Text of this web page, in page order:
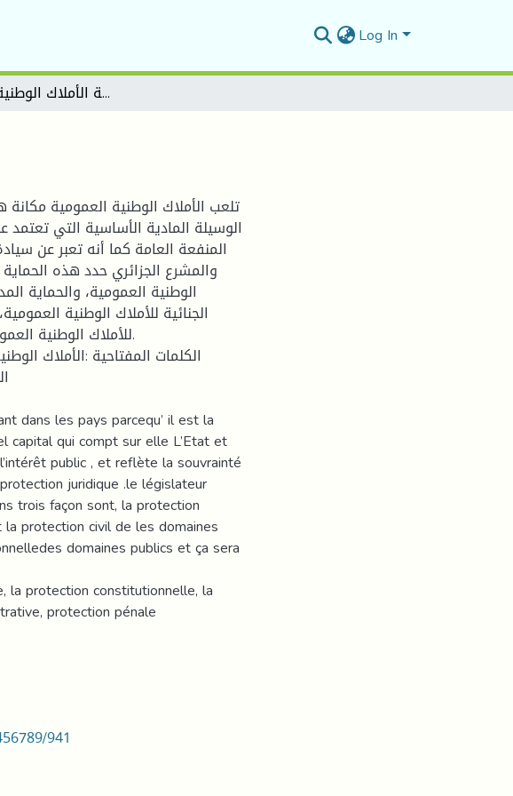
Log In
قواعد حماية الأملاك الوطنية العمومية
تلعب الأملاك الوطنية العمومية
الوسيلة المادية الأساسية التي تعتمد
المنفعة العامة كما أنه تعبر عن
والمشرع الجزائري حدد هذه
الوطنية العمومية، والحماية
الجنائية للأملاك الوطنية
للأملاك الوطنية
الكلمات المفتاحية :الأملاك
dans les pays parcequ’ il est la
capital qui compt sur elle L’Etat et
public , et reflète la souvrainté
juridique .le législateur
trois façon sont, la protection
protection civil de les domaines
domaines publics et ça sera
la protection constitutionnelle, la
protection pénale
941